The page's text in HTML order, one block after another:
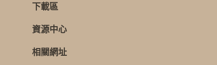
下載區
資源中心
相關網址